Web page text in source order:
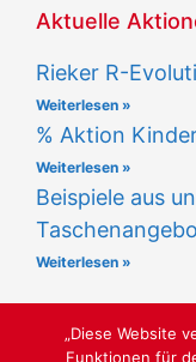
Aktuelle
Rieker R-
Weiterlesen »
% Aktion
Weiterlesen »
Beispiele aus
Weiterlesen »
„Diese Website
Funktionen für